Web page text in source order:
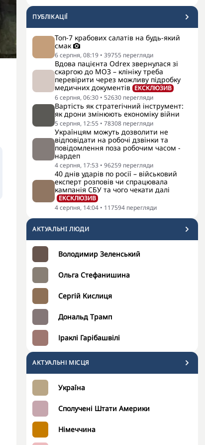
ПУБЛІКАЦІЇ
Топ-7 крабових салатів на будь-який
смак
6 серпня, 08:19 • 39755 перегляди
Вдова пацієнта Odrex звернулася зі
скаргою до МОЗ – клініку треба
перевірити через можливу підробку
медичних документів ЕКСКЛЮЗИВ
6 серпня, 06:30 • 52630 перегляди
Вартість як стратегічний інструмент:
як дрони змінюють економіку війни
5 серпня, 12:55 • 78308 перегляди
Українцям можуть дозволити не
відповідати на робочі дзвінки та
повідомлення поза робочим часом -
нардеп
4 серпня, 17:53 • 96259 перегляди
40 днів ударів по росії – військовий
експерт розповів чи спрацювала
кампанія СБУ та чого чекати далі
ЕКСКЛЮЗИВ
4 серпня, 14:04 • 117594 перегляди
АКТУАЛЬНI ЛЮДИ
Володимир Зеленський
Ольга Стефанишина
Сергій Кислиця
Дональд Трамп
Іраклі Гарібашвілі
АКТУАЛЬНІ МІСЦЯ
Україна
Сполучені Штати Америки
Німеччина